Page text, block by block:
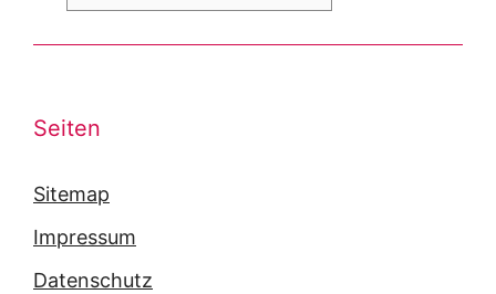
Seiten
Sitemap
Impressum
Datenschutz